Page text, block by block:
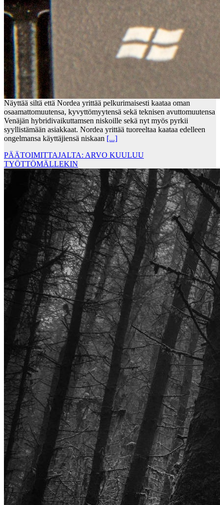
Näyttää siltä että Nordea yrittää pelkurimaisesti kaataa oman
osaamattomuutensa, kyvyttömyytensä sekä teknisen avuttomuutensa
Venäjän hybridivaikuttamsen niskoille sekä nyt myös pyrkii
syyllistämään asiakkaat. Nordea yrittää tuoreeltaa kaataa edelleen
ongelmansa käyttäjiensä niskaan [...]
PÄÄTOIMITTAJALTA: ARVO KUULUU
TYÖTTÖMÄLLEKIN